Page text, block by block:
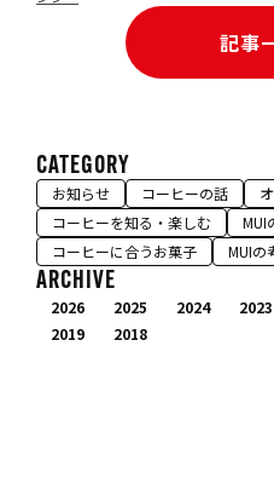
記事
CATEGORY
お知らせ コーヒーの話
コーヒーを知る・楽しむ
MUI
コーヒーに合うお菓子
MUIの
ARCHIVE
2026 2025 2024 2023
2019
2018